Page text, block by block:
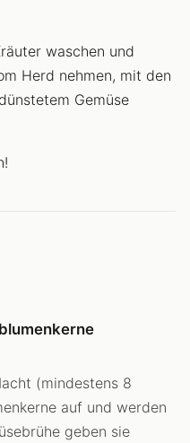
waschen und
Herd nehmen, mit den
Gemüse
(mindestens 8
auf und werden
geben sie